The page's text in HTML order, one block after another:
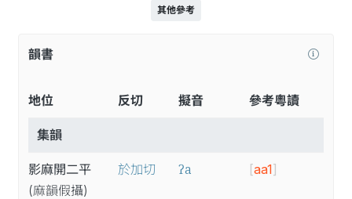
其他參考
韻書
地位 反切 擬音 參考粵讀
集韻
影麻開二平
(麻韻假攝)
於加切 ʔa [aa1]